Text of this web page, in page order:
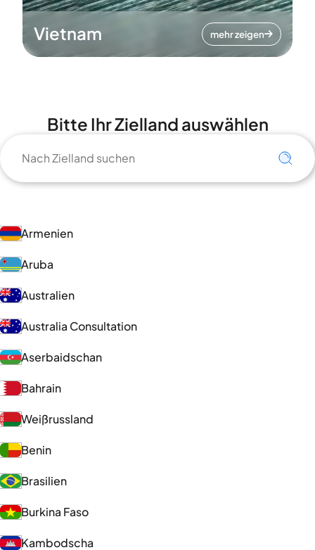
Vietnam mehr zeigen
Bitte Ihr Zielland auswählen
Armenien
Aruba
Australien
Australia Consultation
Aserbaidschan
Bahrain
Weißrussland
Benin
Brasilien
Burkina Faso
Kambodscha